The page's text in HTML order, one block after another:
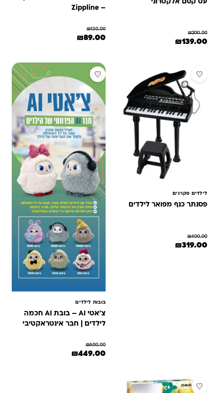
עט קסם אלקטרוני
₪200.00
המחיר המקורי היה: ₪200.00.
₪139.00 המחיר הנוכחי הוא: ₪139.00.
₪130.00
המחיר המקורי היה: ₪130.00.
₪89.00 המחיר הנוכחי הוא: ₪89.00.
לילדים סקרנים
פסנתר כנף מפואר לילדים
₪400.00
המחיר המקורי היה: ₪400.00.
₪319.00 המחיר הנוכחי הוא: ₪319.00.
מבצע
בובות לילדים
צ׳אטי AI – בובת AI חכמה
לילדים | חבר אינטראקטיבי
₪600.00
המחיר המקורי היה: ₪600.00.
₪449.00 המחיר הנוכחי הוא: ₪449.00.